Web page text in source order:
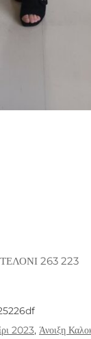
263 223
2023, Άνοιξη